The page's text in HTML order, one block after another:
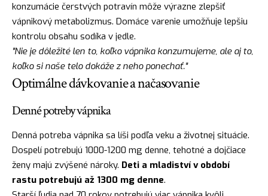
konzumácie čerstvých potravín môže výrazne zlepšiť
vápnikový metabolizmus. Domáce varenie umožňuje lepšiu
kontrolu obsahu sodíka v jedle.
"Nie je dôležité len to, koľko vápnika konzumujeme, ale aj to,
koľko si naše telo dokáže z neho ponechať."
Optimálne dávkovanie a načasovanie
Denné potreby vápnika
Denná potreba vápnika sa líši podľa veku a životnej situácie.
Dospelí potrebujú 1000-1200 mg denne, tehotné a dojčiace
ženy majú zvýšené nároky. Deti a mladiství v období
rastu potrebujú až 1300 mg denne.